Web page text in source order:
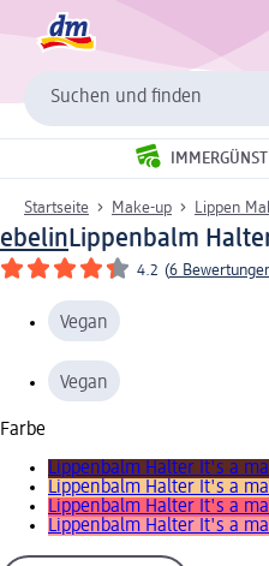
Suchen und finden
Startseite Make-up Lippen
ebelinLippenbalm
4.2 (6
Vegan
Vegan
Farbe
Lippenbalm Halter It's a
Lippenbalm Halter It's a
Lippenbalm Halter It's a
Lippenbalm Halter It's a